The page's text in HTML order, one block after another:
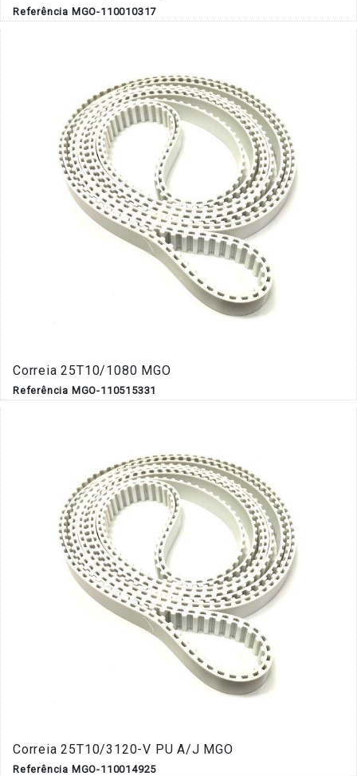
Referência MGO-110010317
Correia 25T10/1080 MGO
Referência MGO-110515331
Correia 25T10/3120-V PU A/J MGO
Referência MGO-110014925